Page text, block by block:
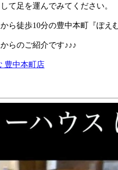
て足を運んでみてください。
ら徒歩10分の豊中本町『ぽえ
らのご紹介です♪♪♪
豊中本町店